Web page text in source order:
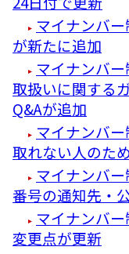
マイナンバ
が新たに追加
マイナンバ
取扱いに関する
Q&Aが追加
マイナンバ
取れない人のた
マイナンバ
番号の通知先・
マイナンバ
変更点が更新